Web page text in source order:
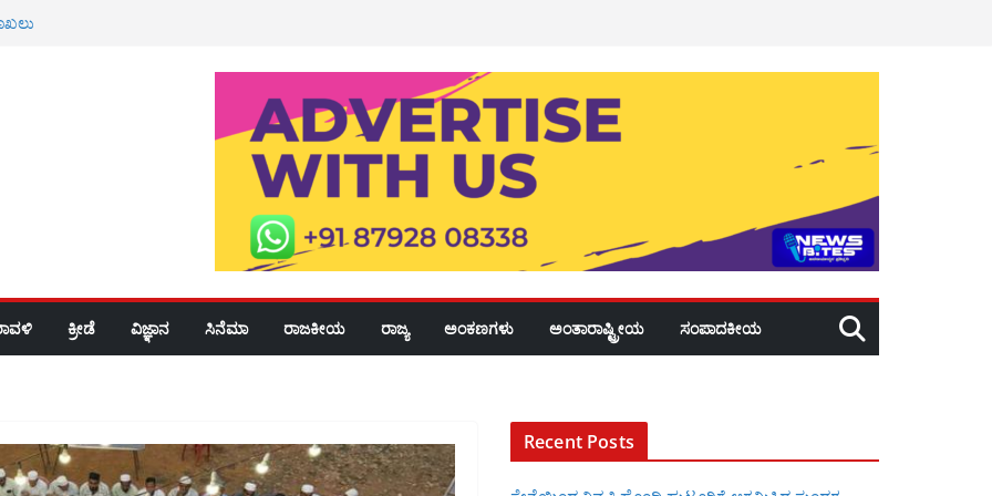
ಹಲ್ಲೆ ಆರೋಪ; ರ‍್ಯಾಗಿಂಗ್
ನಾಪತ್ತೆ
ಆಗಮಿಸಿದ ಸುಂದರ ಪೂಜಾರಿಯವರಿಗೆ
ಕ್ರೀಡೆ ವಿಜ್ಞಾನ ಸಿನೆಮಾ ರಾಜಕೀಯ ರಾಜ್ಯ ಅಂಕಣಗಳು ಅಂತಾರಾಷ್ಟ್ರೀಯ ಸಂಪಾದಕೀಯ
Recent Posts